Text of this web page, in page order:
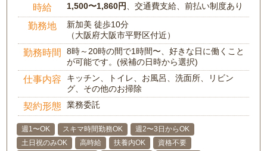
時給 1,500〜1,860円 、交通費支給、前払い制度あり
勤務地
新加美 徒歩10分
（大阪府大阪市平野区付近）
勤務時間
8時～20時の間で1時間〜、好きな日に働くこと
が可能です。(候補の日時から選択)
仕事内容
キッチン、トイレ、お風呂、洗面所、リビン
グ、その他のお掃除
契約形態 業務委託
週1〜OK スキマ時間勤務OK
週2〜3日からOK
土日祝のみOK
高時給 扶養内OK
資格不要